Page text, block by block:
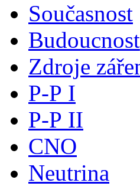
Současnost
Budoucnost
Zdroje
P-P I
P-P II
CNO
Neutrina